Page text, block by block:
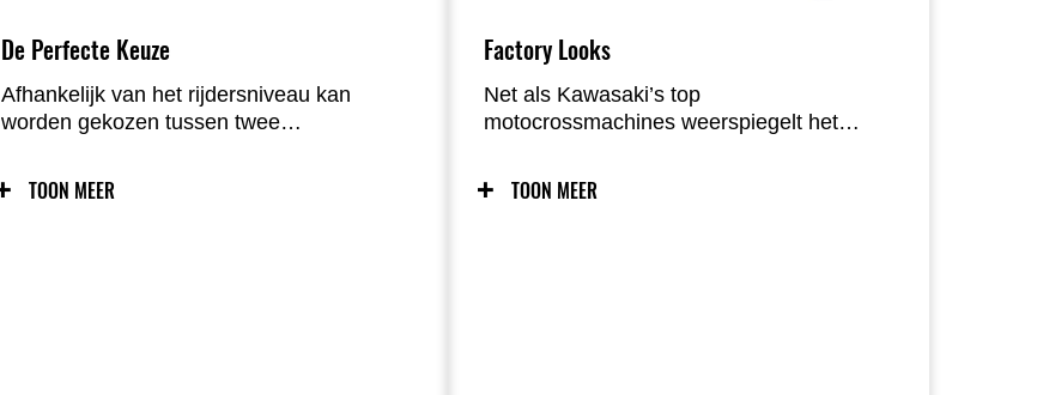
De Perfecte Keuze
Afhankelijk van het rijdersniveau kan
worden gekozen tussen twee
modellen met de 84 cc motor zijn
meerdere wielmaten beschikbaar. Voor
TOON MEER
Factory Looks
Net als Kawasaki’s top
motocrossmachines weerspiegelt het
racewinnende karakter van deze
modellen. Factory-geïnspireerde details
TOON MEER